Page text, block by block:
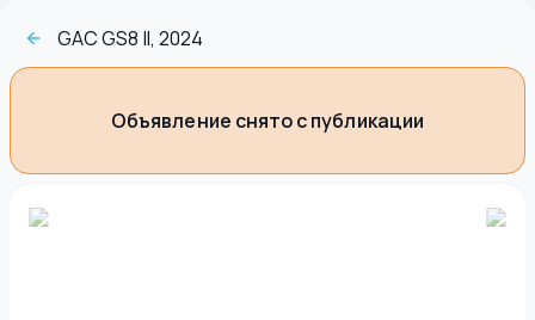
GAC GS8 II, 2024
Объявление снято с публикации